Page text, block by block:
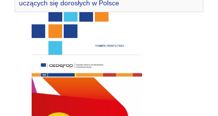
uczących się dorosłych w Polsce